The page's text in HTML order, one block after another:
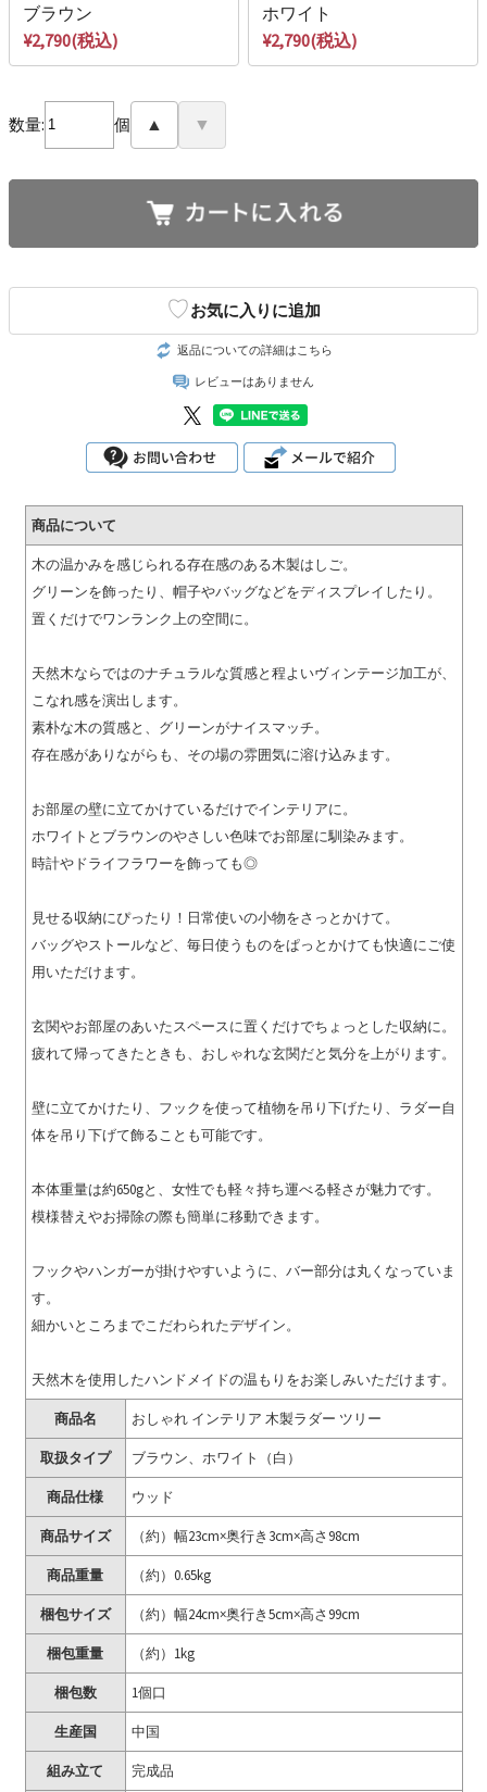
ブラウン
¥2,790(税込)
ホワイト
¥2,790(税込)
数量: 個 ▲ ▼
♡お気に入りに追加
返品についての詳細はこちら
レビューはありません
商品について
木の温かみを感じられる存在感のある木製はしご。
グリーンを飾ったり、帽子やバッグなどをディスプレイしたり。
置くだけでワンランク上の空間に。
天然木ならではのナチュラルな質感と程よいヴィンテージ加工が、
こなれ感を演出します。
素朴な木の質感と、グリーンがナイスマッチ。
存在感がありながらも、その場の雰囲気に溶け込みます。
お部屋の壁に立てかけているだけでインテリアに。
ホワイトとブラウンのやさしい色味でお部屋に馴染みます。
時計やドライフラワーを飾っても◎
見せる収納にぴったり！日常使いの小物をさっとかけて。
バッグやストールなど、毎日使うものをぱっとかけても快適にご使
用いただけます。
玄関やお部屋のあいたスペースに置くだけでちょっとした収納に。
疲れて帰ってきたときも、おしゃれな玄関だと気分を上がります。
壁に立てかけたり、フックを使って植物を吊り下げたり、ラダー自
体を吊り下げて飾ることも可能です。
本体重量は約650gと、女性でも軽々持ち運べる軽さが魅力です。
模様替えやお掃除の際も簡単に移動できます。
フックやハンガーが掛けやすいように、バー部分は丸くなっていま
す。
細かいところまでこだわられたデザイン。
天然木を使用したハンドメイドの温もりをお楽しみいただけます。
商品名 おしゃれ インテリア 木製ラダー ツリー
取扱タイプ ブラウン、ホワイト（白）
商品仕様 ウッド
商品サイズ （約）幅23cm×奥行き3cm×高さ98cm
商品重量 （約）0.65kg
梱包サイズ （約）幅24cm×奥行き5cm×高さ99cm
梱包重量 （約）1kg
梱包数 1個口
生産国 中国
組み立て 完成品